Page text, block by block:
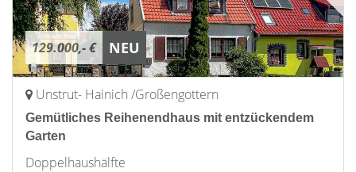
129.000,- € NEU
Unstrut- Hainich /Großengottern
Gemütliches Reihenendhaus mit entzückendem
Garten
Doppelhaushälfte